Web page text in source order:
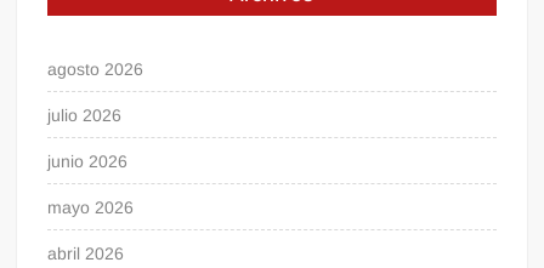
agosto 2026
julio 2026
junio 2026
mayo 2026
abril 2026